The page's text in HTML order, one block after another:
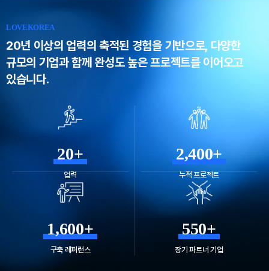
LOVEKOREA
20년 이상의 업력의 축적된 경험을 기반으로, 다양한
규모의 기업과 함께 완성도 높은 프로젝트를 이어오고
있습니다.
20+
업력
2,400+
누적 프로젝트
1,600+
구축 레퍼런스
550+
장기 파트너 기업